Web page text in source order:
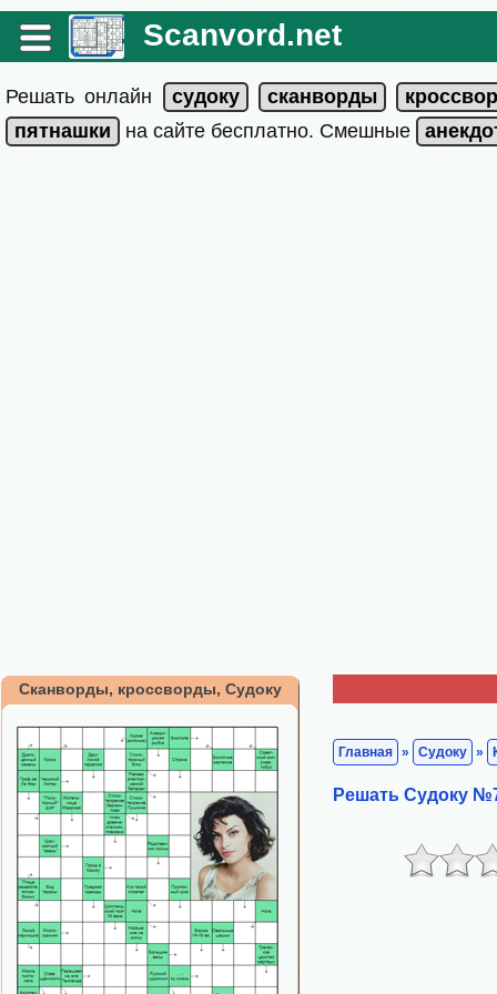
Scanvord.net
Решать онлайн
на сайте бесплатно. Смешные
Сканворды, кроссворды, Судоку
Главная » Судоку »
Решать Судоку